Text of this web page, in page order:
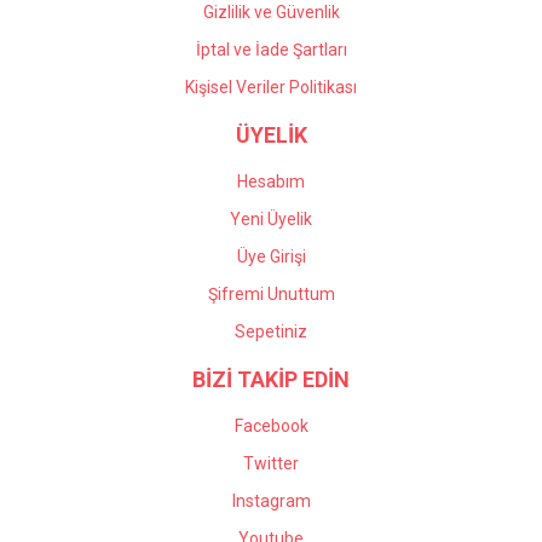
Gizlilik ve Güvenlik
İptal ve İade Şartları
Kişisel Veriler Politikası
ÜYELİK
Hesabım
Yeni Üyelik
Üye Girişi
Şifremi Unuttum
Sepetiniz
BİZİ TAKİP EDİN
Facebook
Twitter
Instagram